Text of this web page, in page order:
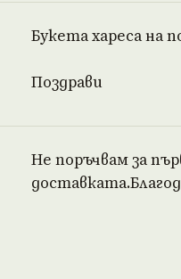
Букета хареса на
Поздрави
Не поръчвам за